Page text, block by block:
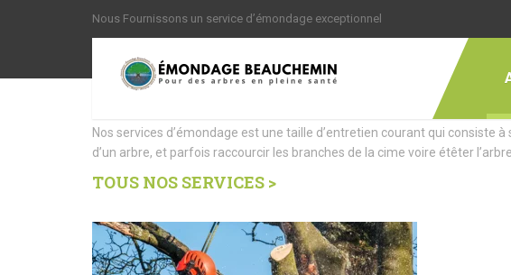
Nous Fournissons un service d’émondage exceptionnel
Nous offrons des Services
Nos services d’émondage est une taille d’entretien courant qui consiste
d’un arbre, et parfois raccourcir les branches de la cime voire étêter l’arbre.
TOUS NOS SERVICES >